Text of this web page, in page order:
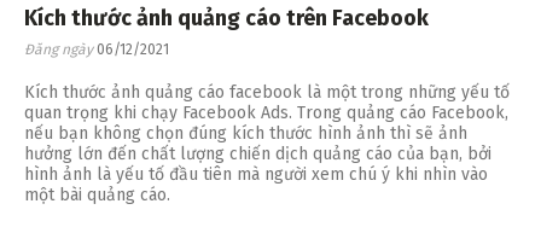
Kích thước ảnh quảng cáo trên Facebook
Đăng ngày06/12/2021
Kích thước ảnh quảng cáo facebook là một trong những yếu tố
quan trọng khi chạy Facebook Ads. Trong quảng cáo Facebook,
nếu bạn không chọn đúng kích thước hình ảnh thì sẽ ảnh
hưởng lớn đến chất lượng chiến dịch quảng cáo của bạn, bởi
hình ảnh là yếu tố đầu tiên mà người xem chú ý khi nhìn vào
một bài quảng cáo.